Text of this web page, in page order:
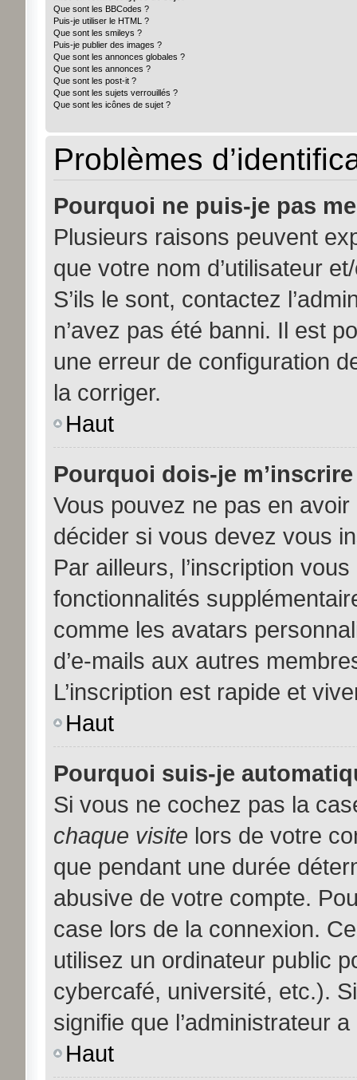
Que sont les BBCodes ?
Puis-je utiliser le HTML ?
Que sont les smileys ?
Puis-je publier des images ?
Que sont les annonces globales ?
Que sont les annonces ?
Que sont les post-it ?
Que sont les sujets verrouillés ?
Que sont les icônes de sujet ?
Problèmes
Pourquoi ne puis-je pas
Plusieurs raisons peuvent
que votre nom d’utilisateur
S’ils le sont, contactez
n’avez pas été banni. Il est
une erreur de configuration
la corriger.
Haut
Pourquoi dois-je
Vous pouvez ne pas en
décider si vous devez vous
Par ailleurs, l’inscription
fonctionnalités
comme les avatars
d’e-mails aux autres
L’inscription est rapide et
Haut
Pourquoi suis-je
Si vous ne cochez pas la
chaque visite lors de votre
que pendant une durée
abusive de votre compte.
case lors de la connexion.
utilisez un ordinateur public
cybercafé, université, etc.).
signifie que l’administrateur
Haut